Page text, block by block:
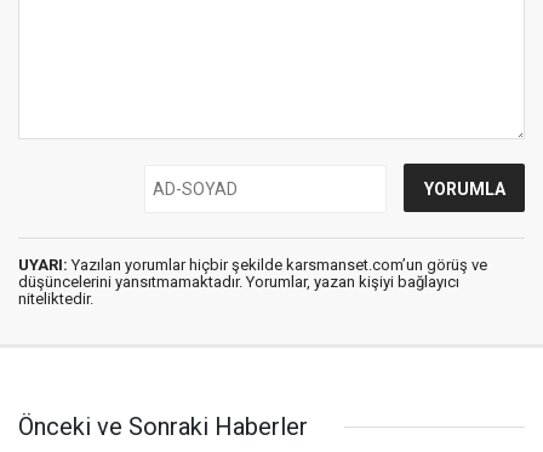
UYARI: Yazılan yorumlar hiçbir şekilde karsmanset.com’un görüş ve
düşüncelerini yansıtmamaktadır. Yorumlar, yazan kişiyi bağlayıcı
niteliktedir.
Önceki ve Sonraki Haberler